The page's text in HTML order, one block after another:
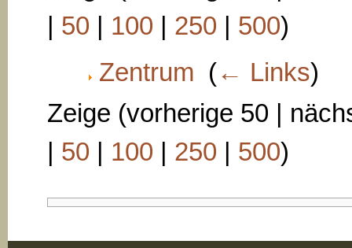
| 50 | 100 | 250 | 500)
Zentrum (← Links)
Zeige (vorherige 50 |
| 50 | 100 | 250 | 500)